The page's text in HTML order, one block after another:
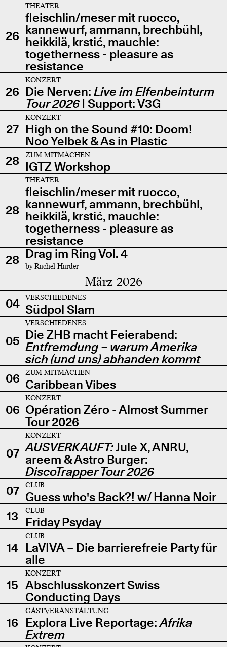
26
THEATER
fleischlin/meser mit ruocco,
kannewurf, ammann, brechbühl,
heikkilä, krstić, mauchle:
togetherness - pleasure as
resistance
26
KONZERT
Die Nerven: Live im Elfenbeinturm
Tour 2026| Support: V3G
27
KONZERT
High on the Sound #10: Doom!
Noo Yelbek & As in Plastic
28
ZUM MITMACHEN
IGTZ Workshop
28
THEATER
fleischlin/meser mit ruocco,
kannewurf, ammann, brechbühl,
heikkilä, krstić, mauchle:
togetherness - pleasure as
resistance
28 Drag im Ring Vol. 4
by Rachel Harder
März 2026
04 VERSCHIEDENES
Südpol Slam
05
VERSCHIEDENES
Die ZHB macht Feierabend:
Entfremdung – warum Amerika
sich (und uns) abhanden kommt
06
ZUM MITMACHEN
Caribbean Vibes
06
KONZERT
Opération Zéro - Almost Summer
Tour 2026
07
KONZERT
AUSVERKAUFT:Jule X, ANRU,
areem & Astro Burger:
DiscoTrapper Tour 2026
07
CLUB
Guess who's Back?! w/ Hanna Noir
13
CLUB
Friday Psyday
14
CLUB
LaVIVA – Die barrierefreie Party für
alle
15
KONZERT
Abschlusskonzert Swiss
Conducting Days
16
GASTVERANSTALTUNG
Explora Live Reportage:Afrika
Extrem